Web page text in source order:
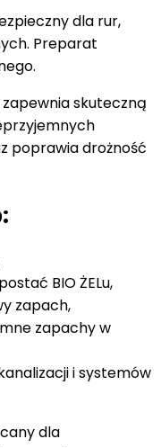
dla rur,
Preparat
skuteczną
poprawia drożność
BIO ŻELu,
zapach,
zapachy w
i systemów
dla